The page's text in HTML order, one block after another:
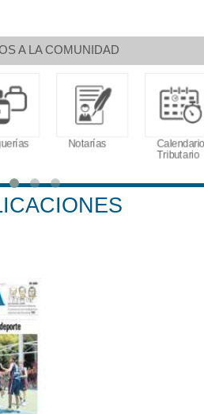
A LA COMUNIDAD
Notarías
Calendario
Tributario